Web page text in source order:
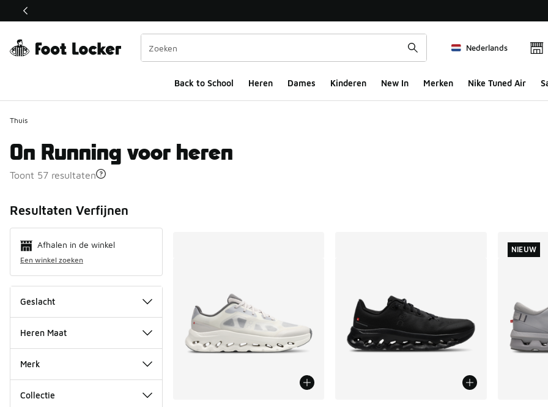
Deze link wordt geopend in een nieuw venster
Nederlands
Back to School Heren Dames Kinderen New In Merken Nike Tuned Air
Thuis
On Running voor heren
Toont 57 resultaten
Resultaten Verfijnen
Afhalen in de winkel
Een winkel zoeken
Geslacht
Heren Maat
Merk
Collectie
NIEUW